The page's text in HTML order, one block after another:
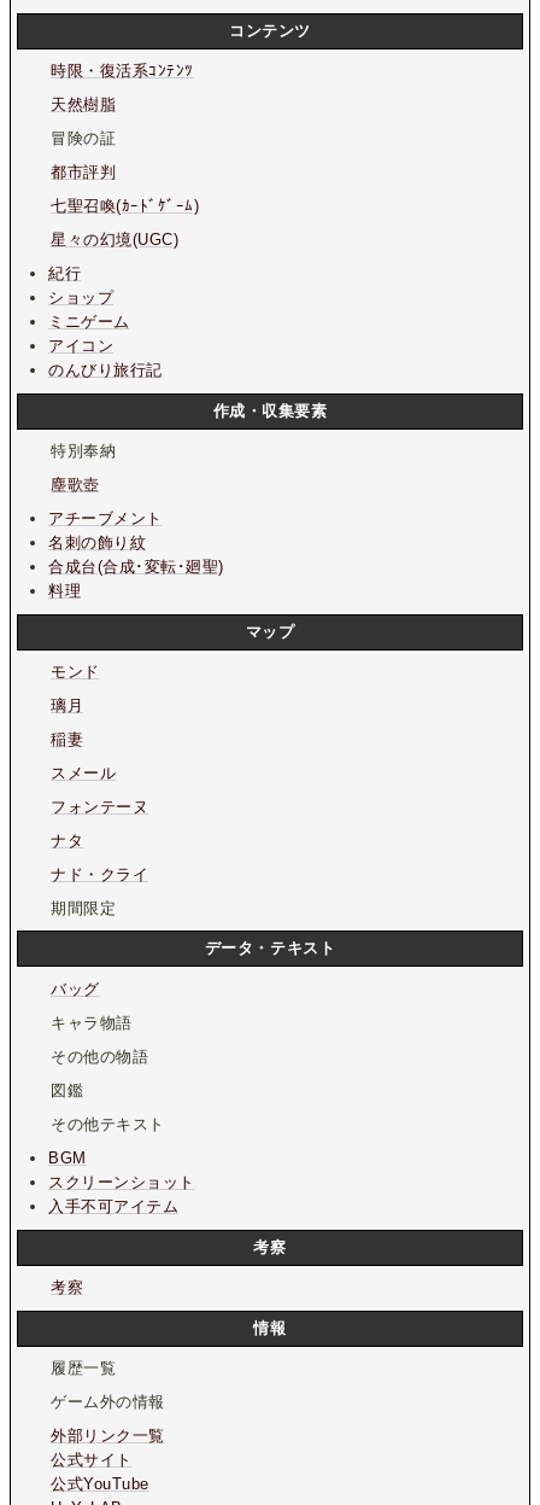
コンテンツ
時限・復活系ｺﾝﾃﾝﾂ
天然樹脂
冒険の証
都市評判
七聖召喚(ｶｰﾄﾞｹﾞｰﾑ)
星々の幻境(UGC)
紀行
ショップ
ミニゲーム
アイコン
のんびり旅行記
作成・収集要素
特別奉納
塵歌壺
アチーブメント
名刺の飾り紋
合成台(合成･変転･廻聖)
料理
マップ
モンド
璃月
稲妻
スメール
フォンテーヌ
ナタ
ナド・クライ
期間限定
データ・テキスト
バッグ
キャラ物語
その他の物語
図鑑
その他テキスト
BGM
スクリーンショット
入手不可アイテム
考察
考察
情報
履歴一覧
ゲーム外の情報
外部リンク一覧
公式サイト
公式YouTube